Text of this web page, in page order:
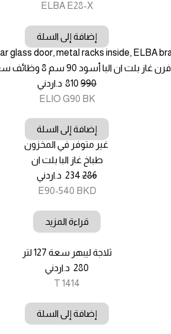
ELBA E28-X
إضافة إلى السلة
فرن غاز بلت ان البا أسود 90 سم 8 وظائف سعة 106 لتر
990
810 د.اردني
ELIO G90 BK
إضافة إلى السلة
غير متوفر في المخزون
طباخ غاز البا بلت ان
286
234 د.اردني
E90-540 BKD
قراءة المزيد
ثلاجة ليبهر سعة 127 لتر
280 د.اردني
T 1414
إضافة إلى السلة